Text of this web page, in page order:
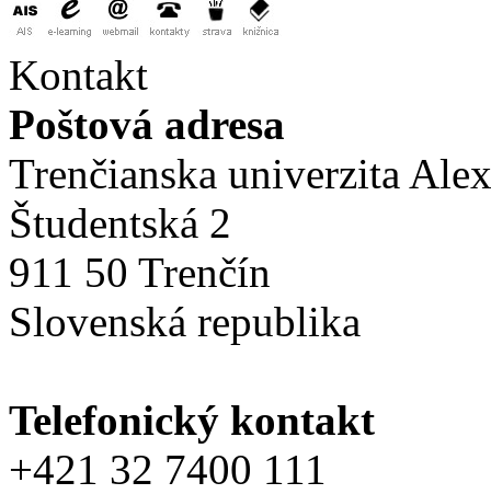
Kontakt
Poštová adresa
Trenčianska univerzita
Študentská 2
911 50 Trenčín
Slovenská republika
Telefonický kontakt
+421 32 7400 111